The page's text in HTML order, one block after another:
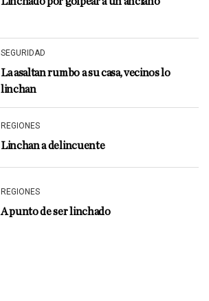
SEGURIDAD
La asaltan rumbo a su casa, vecinos lo
linchan
REGIONES
Linchan a delincuente
REGIONES
A punto de ser linchado